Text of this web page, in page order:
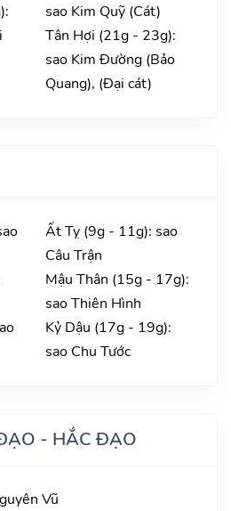
sao Kim Quỹ (Cát)
Tân Hợi (21g - 23g):
sao Kim Đường (Bảo
Quang), (Đại cát)
Ất Tỵ (9g - 11g): sao
Câu Trận
Mậu Thân (15g - 17g):
sao Thiên Hình
Kỷ Dậu (17g - 19g):
sao Chu Tước
- HẮC ĐẠO
Vũ